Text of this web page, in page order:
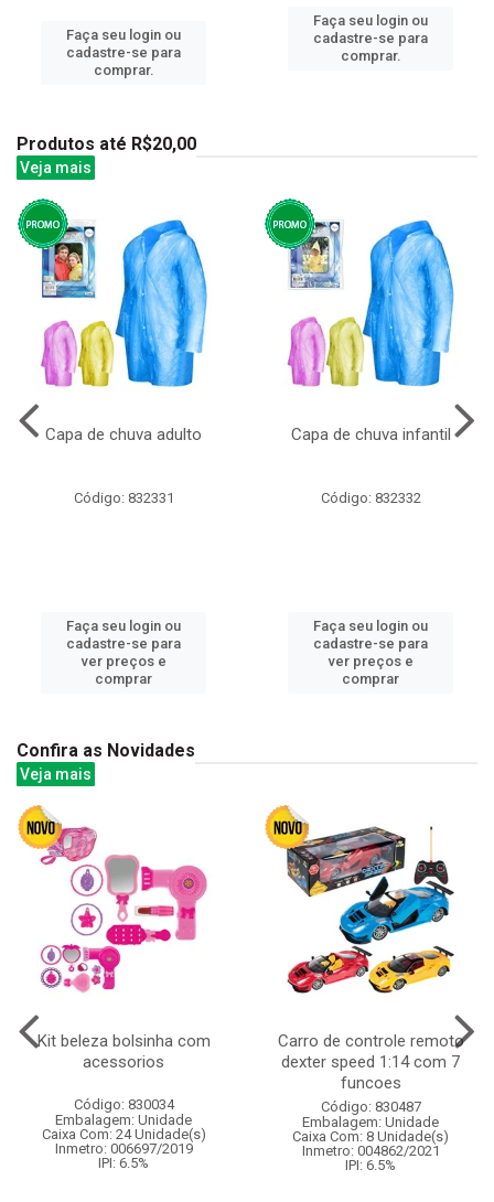
Faça seu login ou
cadastre-se para
comprar.
Faça seu login ou
cadastre-se para
comprar.
Produtos até R$20,00
Veja mais
Capa de chuva adulto
Código: 832331
Faça seu login ou
cadastre-se para
ver preços e
comprar
Capa de chuva infantil
Código: 832332
Faça seu login ou
cadastre-se para
ver preços e
comprar
Confira as Novidades
Veja mais
Kit beleza bolsinha com
acessorios
Código: 830034
Embalagem: Unidade
Caixa Com: 24 Unidade(s)
Inmetro: 006697/2019
IPI: 6.5%
Carro de controle remoto
dexter speed 1:14 com 7
funcoes
Código: 830487
Embalagem: Unidade
Caixa Com: 8 Unidade(s)
Inmetro: 004862/2021
IPI: 6.5%